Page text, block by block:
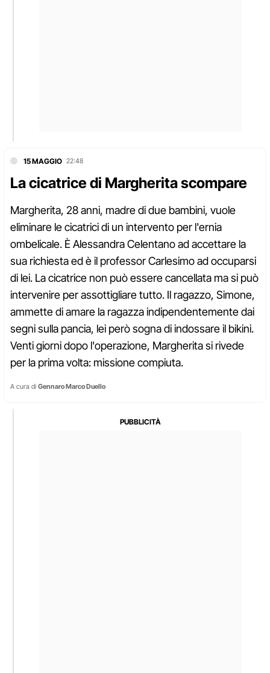
15 MAGGIO 22:48
La cicatrice di Margherita scompare
Margherita, 28 anni, madre di due bambini, vuole
eliminare le cicatrici di un intervento per l'ernia
ombelicale. È Alessandra Celentano ad accettare la
sua richiesta ed è il professor Carlesimo ad occuparsi
di lei. La cicatrice non può essere cancellata ma si può
intervenire per assottigliare tutto. Il ragazzo, Simone,
ammette di amare la ragazza indipendentemente dai
segni sulla pancia, lei però sogna di indossare il bikini.
Venti giorni dopo l'operazione, Margherita si rivede
per la prima volta: missione compiuta.
A cura di Gennaro Marco Duello